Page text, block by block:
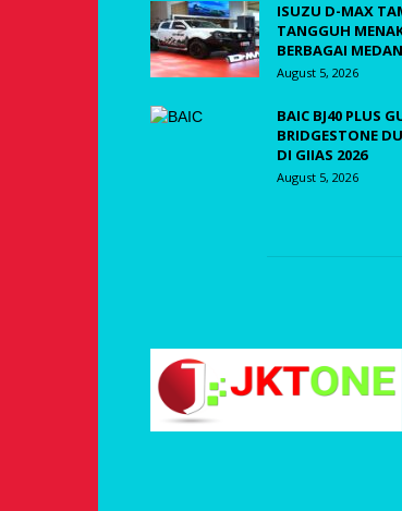
ISUZU D-MAX
TANGGUH
BERBAGAI
August 5, 2026
BAIC BJ40 PLUS
BRIDGESTONE
DI GIIAS 2026
August 5, 2026